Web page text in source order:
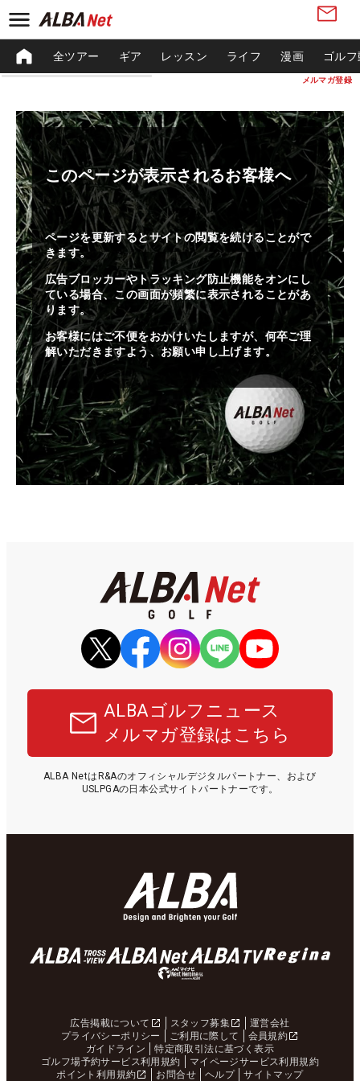
メルマガ登録
全ツアー ギア レッスン ライフ 漫画 ゴル
このページが表示されるお客様へ
ページを更新するとサイトの閲覧を続けることがで
きます。
広告ブロッカーやトラッキング防止機能をオンにし
ている場合、この画面が頻繁に表示されることがあ
ります。
お客様にはご不便をおかけいたしますが、何卒ご理
解いただきますよう、お願い申し上げます。
ALBAゴルフニュース
メルマガ登録はこちら
ALBA NetはR&Aのオフィシャルデジタルパートナー、および
USLPGAの日本公式サイトパートナーです。
広告掲載について スタッフ募集
運営会社
プライバシーポリシー
ご利用に際して
会員規約
ガイドライン
特定商取引法に基づく表示
ゴルフ場予約サービス利用規約
マイページサービス利用規約
ポイント利用規約
お問合せ ヘルプ サイトマップ